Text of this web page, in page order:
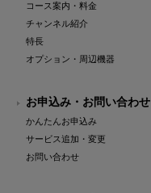
コース案内・料金
チャンネル紹介
特長
オプション・周辺機器
お申込み・お問い合わせ
かんたんお申込み
サービス追加・変更
お問い合わせ